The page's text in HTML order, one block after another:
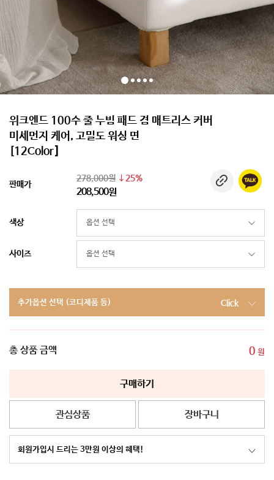
위크엔드 100수 줄 누빔 패드 겸 매트리스 커버
미세먼지 케어, 고밀도 워싱 면
[12Color]
판매가
278,000원 25%
208,500원
색상
사이즈
추가옵션 선택 (코디제품 등) Click
총 상품 금액 0 원
구매하기
관심상품 장바구니
회원가입시 드리는 3만원 이상의 혜택!